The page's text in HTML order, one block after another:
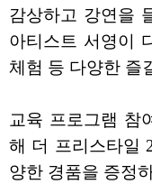
감상하고 강연을
아티스트 서영이
체험 등 다양한 즐
교육 프로그램 참
해 더 프리스타일
양한 경품을 증정